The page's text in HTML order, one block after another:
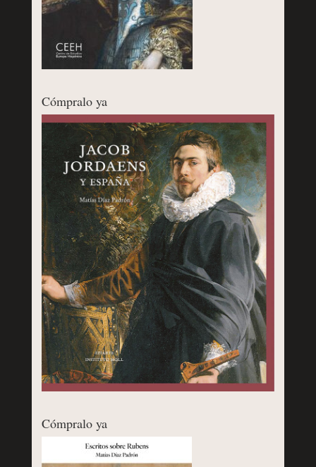
Cómpralo ya
Cómpralo ya